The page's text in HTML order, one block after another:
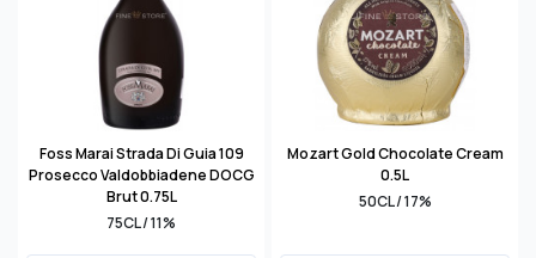
Foss Marai Strada Di Guia 109
Prosecco Valdobbiadene DOCG
Brut 0.75L
75CL / 11%
Mozart Gold Chocolate Cream
0.5L
50CL / 17%